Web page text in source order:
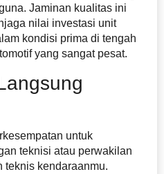
Jaminan kualitas ini
nilai investasi unit
kondisi prima di tengah
yang sangat pesat.
untuk
teknisi atau perwakilan
teknis kendaraanmu.